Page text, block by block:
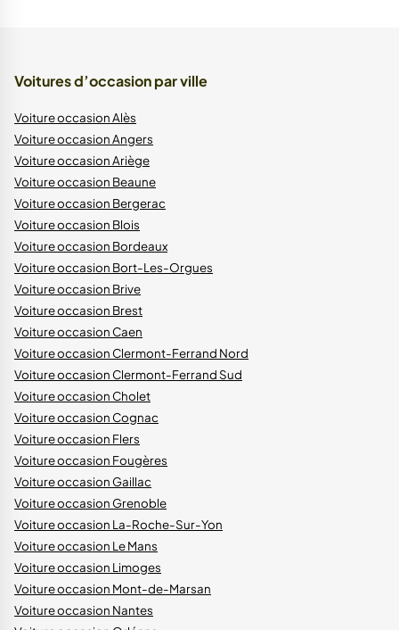
Voitures d’occasion par ville
Voiture occasion Alès
Voiture occasion Angers
Voiture occasion Ariège
Voiture occasion Beaune
Voiture occasion Bergerac
Voiture occasion Blois
Voiture occasion Bordeaux
Voiture occasion Bort-Les-Orgues
Voiture occasion Brive
Voiture occasion Brest
Voiture occasion Caen
Voiture occasion Clermont-Ferrand Nord
Voiture occasion Clermont-Ferrand Sud
Voiture occasion Cholet
Voiture occasion Cognac
Voiture occasion Flers
Voiture occasion Fougères
Voiture occasion Gaillac
Voiture occasion Grenoble
Voiture occasion La-Roche-Sur-Yon
Voiture occasion Le Mans
Voiture occasion Limoges
Voiture occasion Mont-de-Marsan
Voiture occasion Nantes